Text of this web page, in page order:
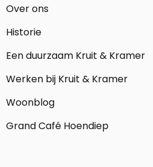
Over ons
Historie
Een duurzaam Kruit & Kramer
Werken bij Kruit & Kramer
Woonblog
Grand Café Hoendiep